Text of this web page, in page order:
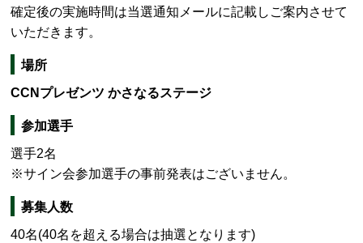
確定後の実施時間は当選通知メールに記載しご案内させて
いただきます。
場所
CCNプレゼンツ かさなるステージ
参加選手
選手2名
※サイン会参加選手の事前発表はございません。
募集人数
40名(40名を超える場合は抽選となります)